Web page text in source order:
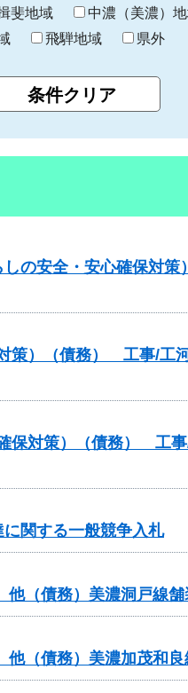
斐地域 中濃（美濃）
飛騨地域 県外
安全・安心確保対策
策）（債務） 工事/工
保対策）（債務） 工
関する一般競争入札
（債務）美濃洞戸線
（債務）美濃加茂和